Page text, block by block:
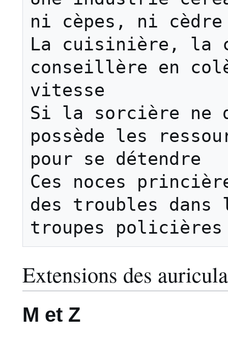
ni cèpes, ni cèdre
La cuisinière, la
conseillère en
vitesse
Si la sorcière ne
possède les
pour se détendre
Ces noces
des troubles
Extensions des
M et Z